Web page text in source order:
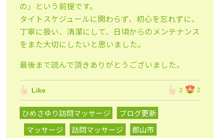
の」という前提です。
タイトスケジュールに関わらず、初心を忘れずに、
丁寧に扱い、清潔にして、日頃からのメンテナンス
をまた大切にしたいと思いました。
最後まで読んで頂きありがとうございました。
Like 2 2
ひめさゆり訪問マッサージ
ブログ更新
マッサージ
訪問マッサージ 郡山市